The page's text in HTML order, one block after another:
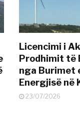
Licencimi i
Prodhimit të
nga Burimet
Energjisë në
23/07/2026